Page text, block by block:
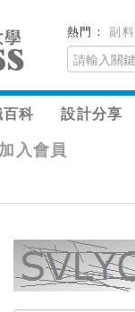
熱門：副料
科 設計分享
加入會員